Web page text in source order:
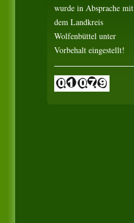
wurde in Absprache mit
dem Landkreis
Wolfenbüttel unter
Vorbehalt eingestellt!